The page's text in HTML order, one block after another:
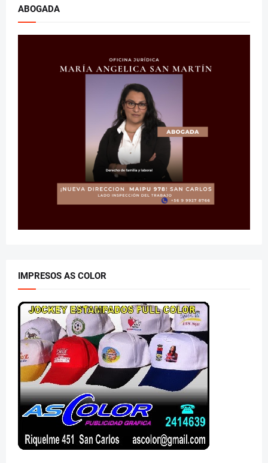
ABOGADA
IMPRESOS AS COLOR